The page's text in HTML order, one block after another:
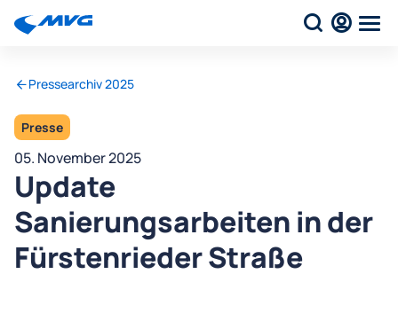
Pressearchiv 2025
Presse
05. November 2025
Update
Sanierungsarbeiten in der
Fürstenrieder Straße